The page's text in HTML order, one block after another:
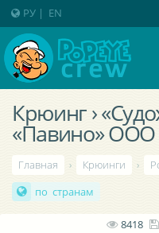
Крюинг ›
«Павино» ООО
Главная › Крюинги ›
по странам
8418
РУ | EN